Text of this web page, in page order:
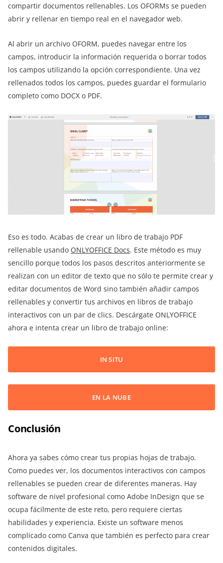
compartir documentos rellenables. Los OFORMs se pueden
abrir y rellenar en tiempo real en el navegador web.
Al abrir un archivo OFORM, puedes navegar entre los
campos, introducir la información requerida o borrar todos
los campos utilizando la opción correspondiente. Una vez
rellenados todos los campos, puedes guardar el formulario
completo como DOCX o PDF.
Eso es todo. Acabas de crear un libro de trabajo PDF
rellenable usando ONLYOFFICE Docs. Este método es muy
sencillo porque todos los pasos descritos anteriormente se
realizan con un editor de texto que no sólo te permite crear y
editar documentos de Word sino también añadir campos
rellenables y convertir tus archivos en libros de trabajo
interactivos con un par de clics. Descárgate ONLYOFFICE
ahora e intenta crear un libro de trabajo online:
IN SITU
EN LA NUBE
Conclusión
Ahora ya sabes cómo crear tus propias hojas de trabajo.
Como puedes ver, los documentos interactivos con campos
rellenables se pueden crear de diferentes maneras. Hay
software de nivel profesional como Adobe InDesign que se
ocupa fácilmente de este reto, pero requiere ciertas
habilidades y experiencia. Existe un software menos
complicado como Canva que también es perfecto para crear
contenidos digitales.